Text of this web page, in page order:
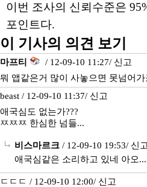
이번 조사의 신뢰수준은
포인트다.
이 기사의 의견 보기
마프티 / 12-09-10 11:27/ 신고
뭐 앱같은거 많이 사놓으면 못넘어가
beast / 12-09-10 11:37/ 신고
애국심도 없는가???
ㅉㅉㅉ 한심한 넘들...
비스마르크 / 12-09-10 19:53/ 신고
애국심같은 소리하고 있네 아오...
ㄷㄷㄷ / 12-09-10 12:00/ 신고